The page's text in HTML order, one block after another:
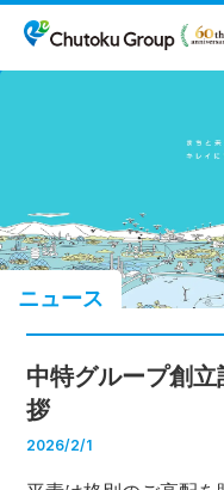
ニュース
中特グループ創
拶
2026/2/1